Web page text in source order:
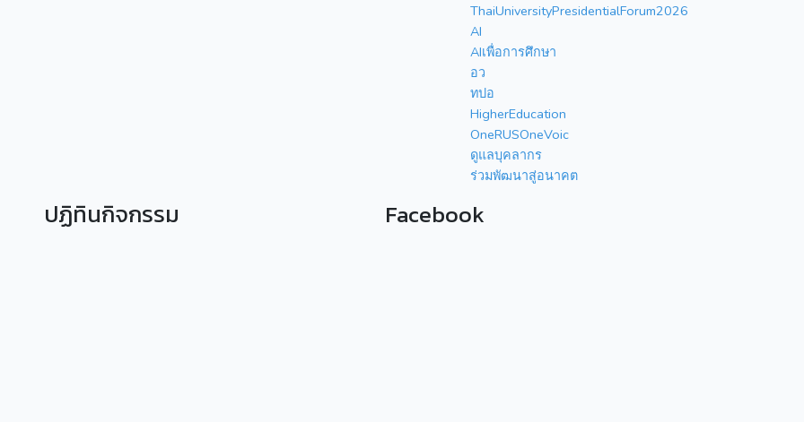
ThaiUniversityPresidentialForum2026
AI
AIเพื่อการศึกษา
อว
ทปอ
HigherEducation
OneRUSOneVoic
ดูแลบุคลากร
ร่วมพัฒนาสู่อนาคต
ปฏิทินกิจกรรม Facebook